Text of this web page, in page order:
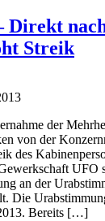
Direkt
Streik
der
von der
des
UFO
an der
Die
Bereits […]